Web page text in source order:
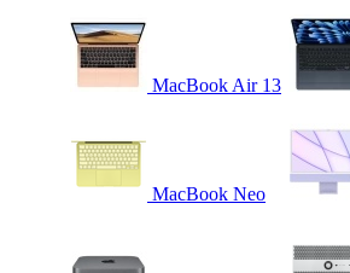
MacBook Air 13
MacBook Neo